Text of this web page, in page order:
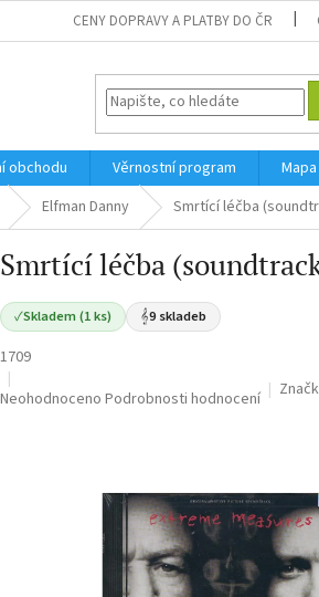
CENY DOPRAVY A PLATBY DO ČR
obchodu Věrnostní program
Elfman Danny Smrtící léčba
Smrtící léčba
✓Skladem (1 ks) 𝄞9 skladeb
1709
Průměrné
Neohodnoceno Podrobnosti hodnocení